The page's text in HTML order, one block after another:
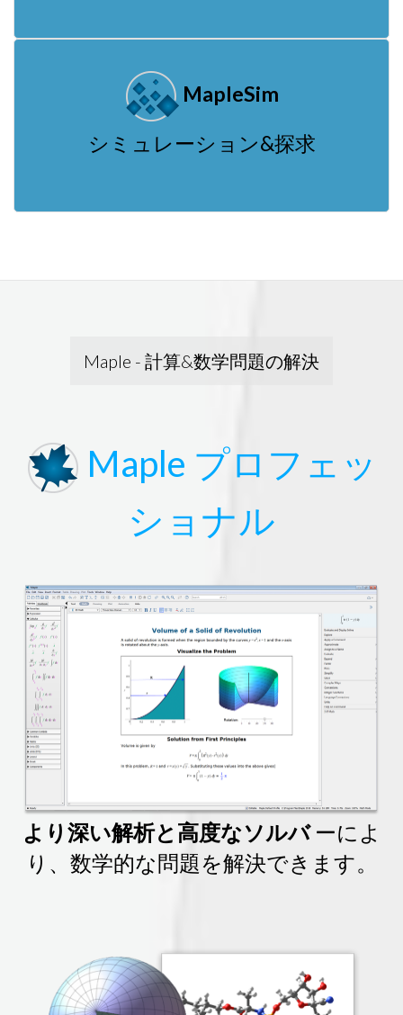
MapleSim
シミュレーション&探求
Maple - 計算&数学問題の解決
Maple プロフェッ
ショナル
より深い解析と高度なソルバ ーによ
り、数学的な問題を解決できます。